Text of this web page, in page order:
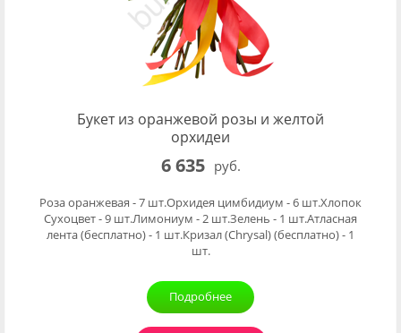
Букет из оранжевой розы и желтой
орхидеи
6 635 руб.
Роза оранжевая - 7 шт.Орхидея цимбидиум - 6 шт.Хлопок
Сухоцвет - 9 шт.Лимониум - 2 шт.Зелень - 1 шт.Атласная
лента (бесплатно) - 1 шт.Кризал (Chrysal) (бесплатно) - 1
шт.
Подробнее